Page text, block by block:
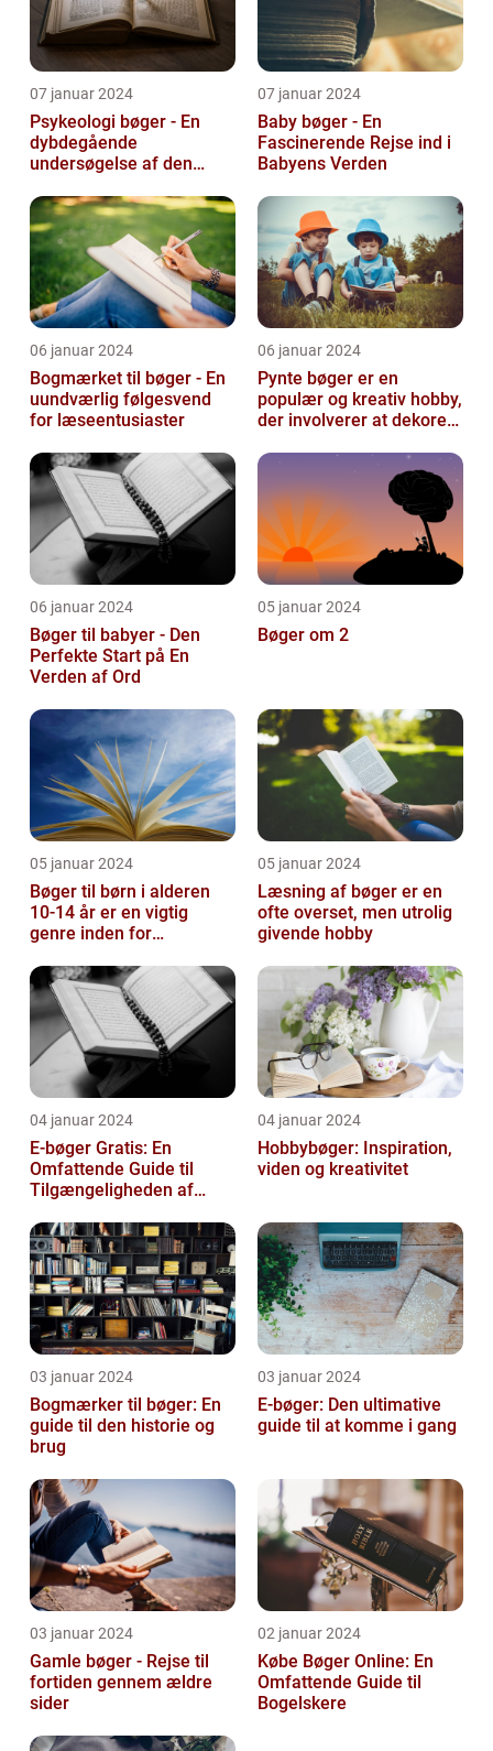
07 januar 2024
Psykeologi bøger - En
dybdegående
undersøgelse af den
verden
07 januar 2024
Baby bøger - En
Fascinerende Rejse ind i
Babyens Verden
06 januar 2024
Bogmærket til bøger - En
uundværlig følgesvend
for læseentusiaster
06 januar 2024
Pynte bøger er en
populær og kreativ hobby,
der involverer at dekorere
forskellige...
06 januar 2024
Bøger til babyer - Den
Perfekte Start på En
Verden af Ord
05 januar 2024
Bøger om 2
05 januar 2024
Bøger til børn i alderen
10-14 år er en vigtig
genre inden for
afgørend...
05 januar 2024
Læsning af bøger er en
ofte overset, men utrolig
givende hobby
04 januar 2024
E-bøger Gratis: En
Omfattende Guide til
Tilgængeligheden af
04 januar 2024
Hobbybøger: Inspiration,
viden og kreativitet
03 januar 2024
Bogmærker til bøger: En
guide til den historie og
brug
03 januar 2024
E-bøger: Den ultimative
guide til at komme i gang
03 januar 2024
Gamle bøger - Rejse til
fortiden gennem ældre
sider
02 januar 2024
Købe Bøger Online: En
Omfattende Guide til
Bogelskere